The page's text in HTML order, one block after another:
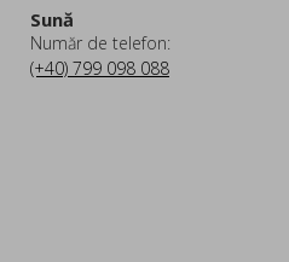
Sună
Număr de telefon:
(+40) 799 098 088